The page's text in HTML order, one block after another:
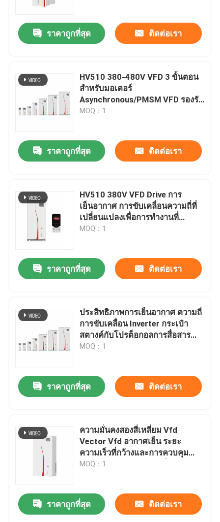
บ้าน
ราคาถูกที่สุด ติดต่อเรา
HV510 380-480V VFD 3 ขั้นตอน
สําหรับมอเตอร์
Asynchronous/PMSM VFD รองรับ
การทํางานหลายความเร็วของ PLC
MOQ：1
ราคาถูกที่สุด ติดต่อเรา
HV510 380V VFD Drive การ
เย็นอากาศ การขับเคลื่อนความถี่ที่
เปลี่ยนแปลงเพื่อการทํางานที่
เรียบร้อยและมั่นคง
MOQ：1
ราคาถูกที่สุด ติดต่อเรา
ประสิทธิภาพการเย็นอากาศ ความถี่
การขับเคลื่อน Inverter กระเป๋า
สตางค์กับโปรต็อกอลการสื่อสาร
Modbus RTU
MOQ：1
ราคาถูกที่สุด ติดต่อเรา
ความมั่นคงสองสี่เหลี่ยม Vfd
Vector Vfd อากาศเย็น ระยะ
ความเร็วที่กว้างและการควบคุม
แม่นยําสําหรับการขับเคลื่อน
MOQ：1
ราคาถูกที่สุด ติดต่อเรา